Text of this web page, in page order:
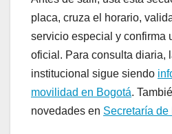
placa, cruza el horario,
servicio especial y confirma
oficial. Para consulta diaria,
institucional sigue siendo
movilidad en Bogotá.
novedades en Secretaría